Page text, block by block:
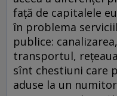
faţă de capitalele
în problema
publice:
transportul,
sînt chestiuni care
aduse la un numitor